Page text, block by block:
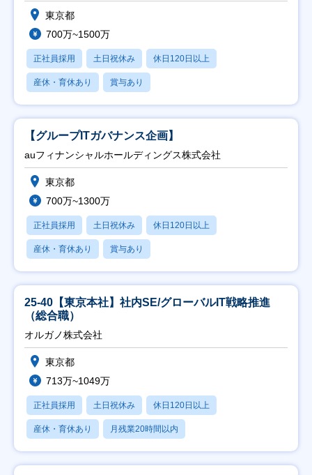
東京都
700万~1500万
正社員採用 土日祝休み 休日120日以上
産休・育休あり 賞与あり
【グループITガバナンス企画】
auフィナンシャルホールディングス株式会社
東京都
700万~1300万
正社員採用 土日祝休み 休日120日以上
産休・育休あり 賞与あり
25-40【東京本社】社内SE/グローバルIT戦略推進
（総合職）
オルガノ株式会社
東京都
713万~1049万
正社員採用 土日祝休み 休日120日以上
産休・育休あり 月残業20時間以内